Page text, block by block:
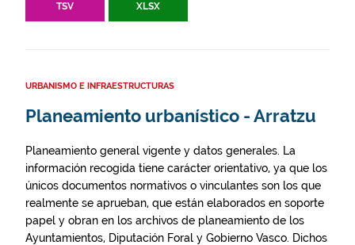
TSV XLSX
URBANISMO E INFRAESTRUCTURAS
Planeamiento urbanístico - Arratzu
Planeamiento general vigente y datos generales. La
información recogida tiene carácter orientativo, ya que los
únicos documentos normativos o vinculantes son los que
realmente se aprueban, que están elaborados en soporte
papel y obran en los archivos de planeamiento de los
Ayuntamientos, Diputación Foral y Gobierno Vasco. Dichos